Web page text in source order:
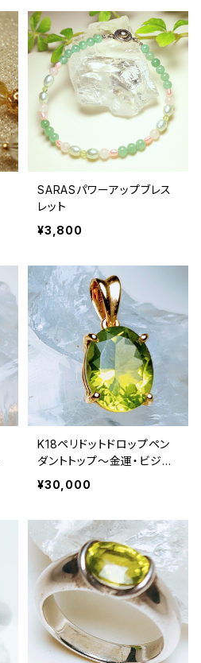
SARASパワーアップブレス
レット
¥3,800
K18ペリドットドロップペン
ダントトップ〜金運・ビジネ
ス運〜
¥30,000